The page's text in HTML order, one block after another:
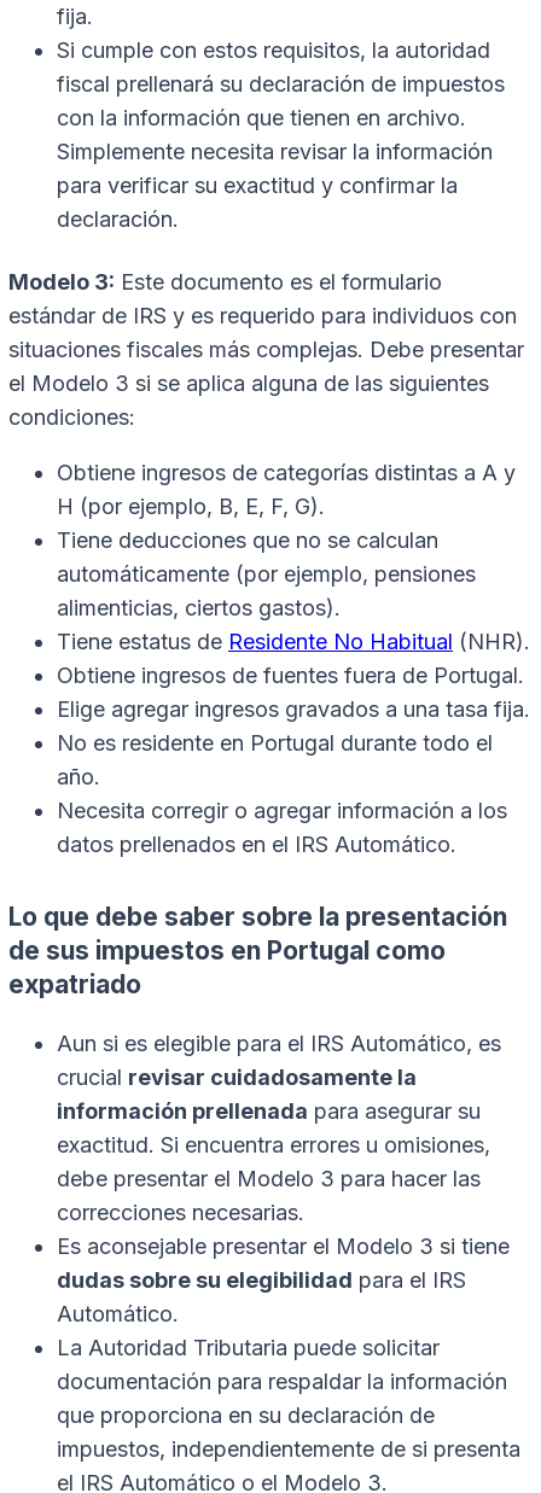
fija.
Si cumple con estos requisitos, la autoridad
fiscal prellenará su declaración de impuestos
con la información que tienen en archivo.
Simplemente necesita revisar la información
para verificar su exactitud y confirmar la
declaración.
Modelo 3: Este documento es el formulario
estándar de IRS y es requerido para individuos con
situaciones fiscales más complejas. Debe presentar
el Modelo 3 si se aplica alguna de las siguientes
condiciones:
Obtiene ingresos de categorías distintas a A y
H (por ejemplo, B, E, F, G).
Tiene deducciones que no se calculan
automáticamente (por ejemplo, pensiones
alimenticias, ciertos gastos).
Tiene estatus de Residente No Habitual (NHR).
Obtiene ingresos de fuentes fuera de Portugal.
Elige agregar ingresos gravados a una tasa fija.
No es residente en Portugal durante todo el
año.
Necesita corregir o agregar información a los
datos prellenados en el IRS Automático.
Lo que debe saber sobre la presentación
de sus impuestos en Portugal como
expatriado
Aun si es elegible para el IRS Automático, es
crucial revisar cuidadosamente la
información prellenada para asegurar su
exactitud. Si encuentra errores u omisiones,
debe presentar el Modelo 3 para hacer las
correcciones necesarias.
Es aconsejable presentar el Modelo 3 si tiene
dudas sobre su elegibilidad para el IRS
Automático.
La Autoridad Tributaria puede solicitar
documentación para respaldar la información
que proporciona en su declaración de
impuestos, independientemente de si presenta
el IRS Automático o el Modelo 3.